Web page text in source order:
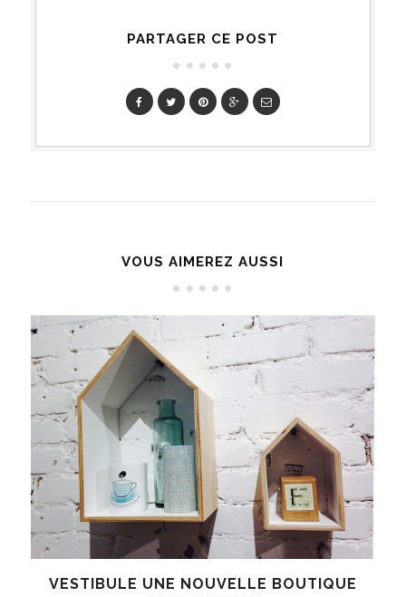
PARTAGER CE POST
VOUS AIMEREZ AUSSI
VESTIBULE UNE NOUVELLE BOUTIQUE